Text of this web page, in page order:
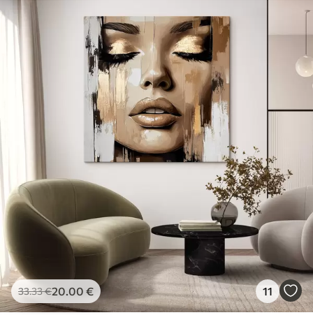
33.33€20.00 € 11